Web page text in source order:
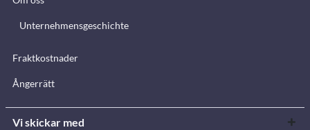
Unternehmensgeschichte
Fraktkostnader
Ångerrätt
Vi skickar med